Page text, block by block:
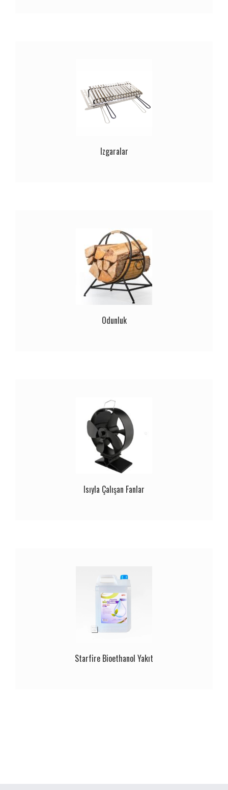
Izgaralar
Odunluk
Isıyla Çalışan Fanlar
Starfire Bioethanol Yakıt